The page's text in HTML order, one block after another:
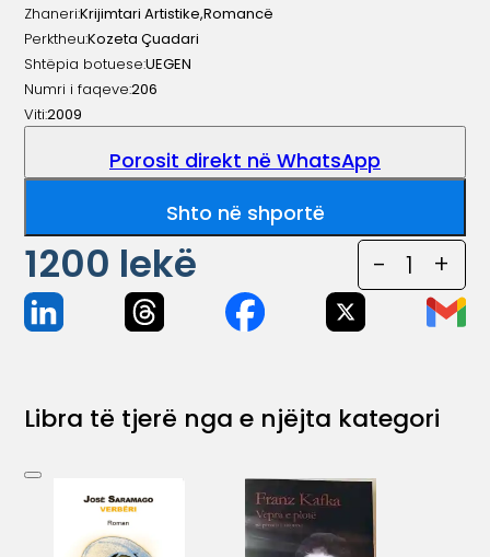
Zhaneri:Krijimtari Artistike,Romancë
Perktheu:Kozeta Çuadari
Shtëpia botuese:UEGEN
Numri i faqeve:206
Viti:2009
Porosit direkt në WhatsApp
Shto në shportë
1200 lekë - 1 +
Libra të tjerë nga e njëjta kategori